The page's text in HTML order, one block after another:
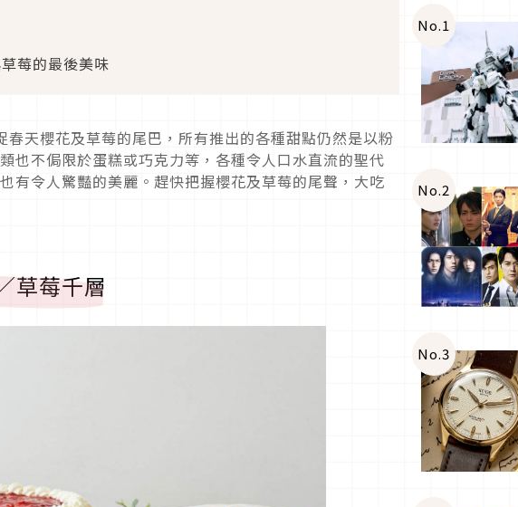
莓的最後美味
天櫻花及草莓的尾巴，所有推出的各種甜點仍然是以粉
也不侷限於蛋糕或巧克力等，各種令人口水直流的聖代
有令人驚豔的美麗。趕快把握櫻花及草莓的尾聲，大吃
草莓千層
No.1
No.2
No.3